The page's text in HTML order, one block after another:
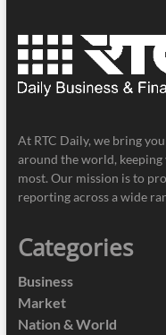
At RTC Daily, we bring
around the world,
most. Our mission is to
reporting across a wide
Categories
Business
Market
Nation & World